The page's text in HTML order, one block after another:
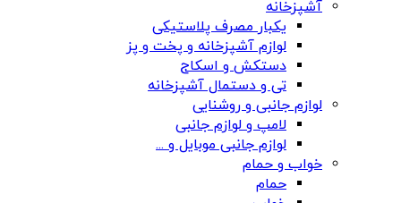
آشپزخانه
یکبار مصرف پلاستیکی
لوازم آشپزخانه و پخت و پز
دستکش و اسکاج
تی و دستمال آشپزخانه
لوازم جانبی و روشنایی
لامپ و لوازم جانبی
لوازم جانبی موبایل و ...
خواب و حمام
حمام